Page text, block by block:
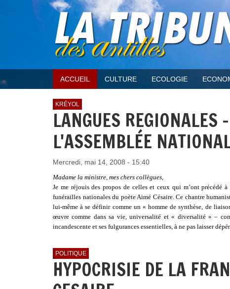
ACCUEIL CULTURE ECOLOGIE
KRÉYOL
LANGUES
L'ASSEMBLÉE
Mercredi, mai 14, 2008 - 15:40
Madame la ministre, mes chers collègues,
Je me réjouis des propos de celles et ceux qui m’ont précédé
funérailles nationales du poète Aimé Césaire. Ce chantre
lui-même à se définir comme un « homme de synthèse, de
œuvre comme dans sa vie, universalité et « diversalité » –
incandescente et ses fulgurances essentielles, à ne pas laisser
POLITIQUE
HYPOCRISIE DE LA